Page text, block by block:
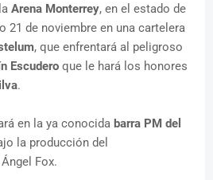
Arena Monterrey, en el estado de
21 de noviembre en una cartelera
, que enfrentará al peligroso
Escudero que le hará los honores
.
en la ya conocida barra PM del
la producción del
Fox.